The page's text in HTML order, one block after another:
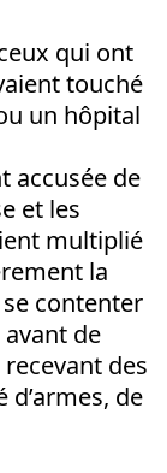
qui ont
touché
un hôpital
accusée de
et les
multiplié
la
se contenter
de
des
de